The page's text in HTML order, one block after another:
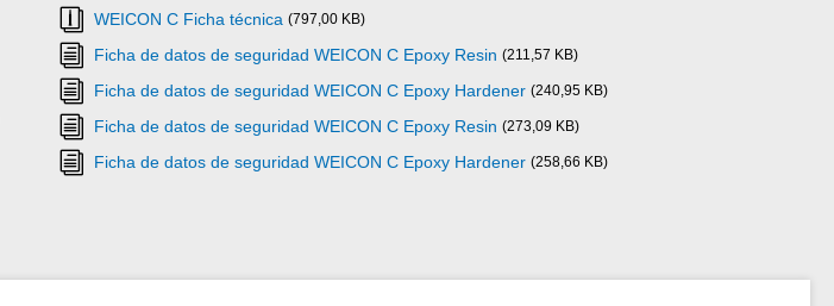
WEICON C Ficha técnica (797,00 KB)
Ficha de datos de seguridad WEICON C Epoxy Resin (211,57 KB)
Ficha de datos de seguridad WEICON C Epoxy Hardener (240,95 KB)
Ficha de datos de seguridad WEICON C Epoxy Resin (273,09 KB)
Ficha de datos de seguridad WEICON C Epoxy Hardener (258,66 KB)